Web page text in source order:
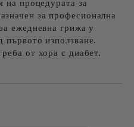
на процедурата за
за професионална
ежедневна грижа у
използване.
от хора с диабет.